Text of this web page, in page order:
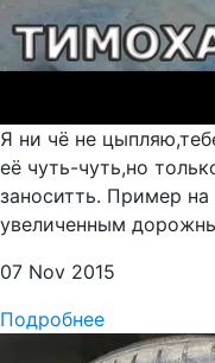
Я ни чё не
её чуть-чуть,но
заноситть. Пример на
увеличенным
07 Nov 2015
Подробнее